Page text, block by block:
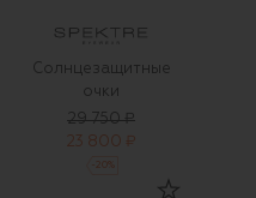
Солнцезащитные
очки
29 750 ₽
23 800 ₽
20 %